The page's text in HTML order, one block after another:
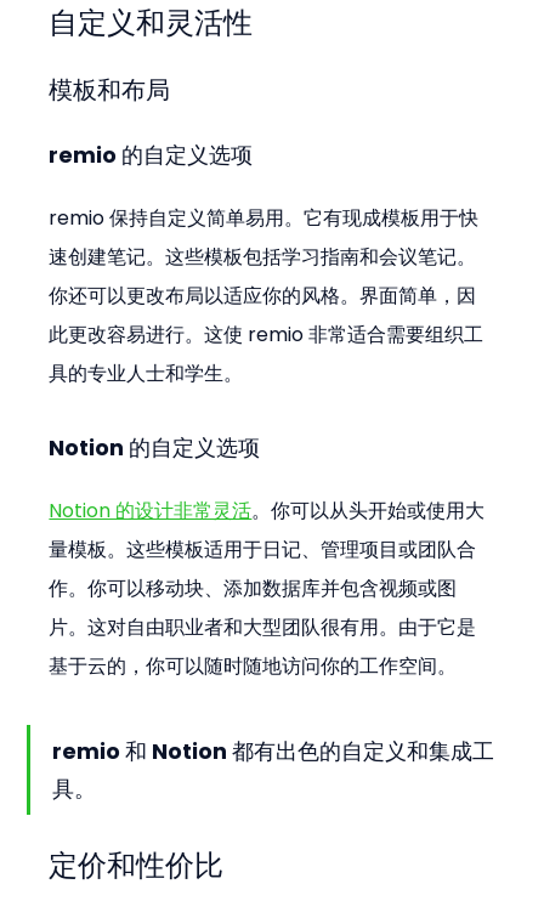
自定义和灵活性
模板和布局
remio 的自定义选项
remio 保持自定义简单易用。它有现成模板用于快
速创建笔记。这些模板包括学习指南和会议笔记。
你还可以更改布局以适应你的风格。界面简单，因
此更改容易进行。这使 remio 非常适合需要组织工
具的专业人士和学生。
Notion 的自定义选项
Notion 的设计非常灵活。你可以从头开始或使用大
量模板。这些模板适用于日记、管理项目或团队合
作。你可以移动块、添加数据库并包含视频或图
片。这对自由职业者和大型团队很有用。由于它是
基于云的，你可以随时随地访问你的工作空间。
remio 和 Notion 都有出色的自定义和集成工
具。
定价和性价比